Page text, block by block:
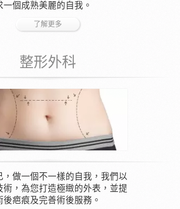
一個成熟美麗的自我。
了解更多
整形外科
，做一個不一樣的自我，我們以
術，為您打造極緻的外表，並提
後疤痕及完善術後服務。